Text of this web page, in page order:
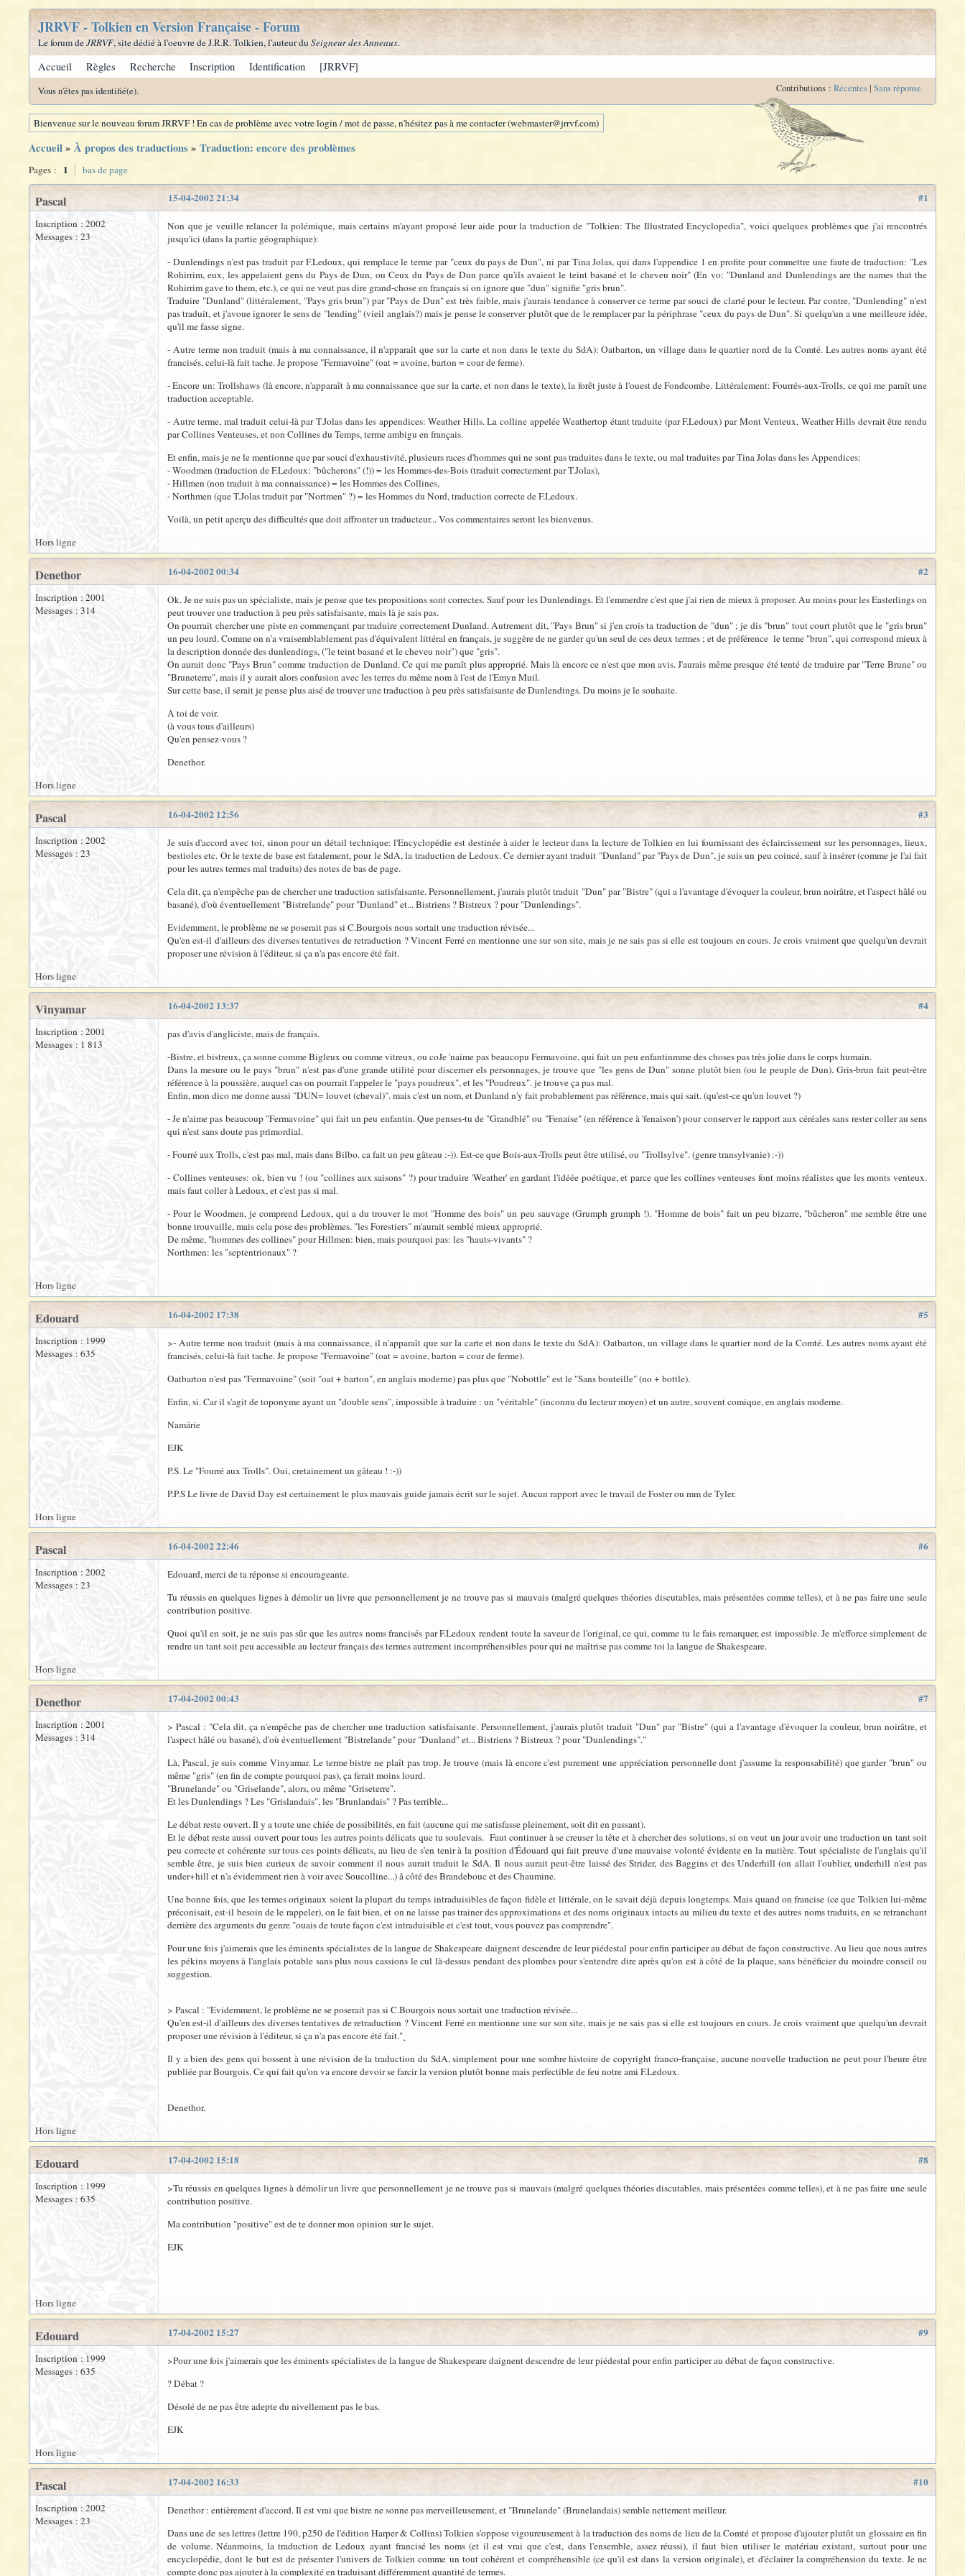
JRRVF - Tolkien en Version Française - Forum
Le forum deJRRVF, site dédié à l'oeuvre de J.R.R. Tolkien, l'auteur du Seigneur des Anneaux.
Accueil Règles Recherche Inscription Identification [JRRVF]
Vous n'êtes pas identifié(e). Contributions : Récentes| Sans réponse
Bienvenue sur le nouveau forum JRRVF ! En cas de problème avec votre login / mot de passe, n'hésitez pas à me contacter (webmaster@jrrvf.com)
Accueil» À propos des traductions» Traduction: encore des problèmes
Pages : 1 bas de page
#1
15-04-2002 21:34
Pascal
Inscription : 2002
Messages : 23
Non que je veuille relancer la polémique, mais certains m'ayant proposé leur aide pour la traduction de "Tolkien: The Illustrated Encyclopedia", voici quelques problèmes que j'ai rencontrés
jusqu'ici (dans la partie géographique):
- Dunlendings n'est pas traduit par F.Ledoux, qui remplace le terme par "ceux du pays de Dun", ni par Tina Jolas, qui dans l'appendice 1 en profite pour commettre une faute de traduction: "Les
Rohirrim, eux, les appelaient gens du Pays de Dun, ou Ceux du Pays de Dun parce qu'ils avaient le teint basané et le cheveu noir" (En vo: "Dunland and Dunlendings are the names that the
Rohirrim gave to them, etc.), ce qui ne veut pas dire grand-chose en français si on ignore que "dun" signifie "gris brun".
Traduire "Dunland" (littéralement, "Pays gris brun") par "Pays de Dun" est très faible, mais j'aurais tendance à conserver ce terme par souci de clarté pour le lecteur. Par contre, "Dunlending" n'est
pas traduit, et j'avoue ignorer le sens de "lending" (vieil anglais?) mais je pense le conserver plutôt que de le remplacer par la périphrase "ceux du pays de Dun". Si quelqu'un a une meilleure idée,
qu'il me fasse signe.
- Autre terme non traduit (mais à ma connaissance, il n'apparaît que sur la carte et non dans le texte du SdA): Oatbarton, un village dans le quartier nord de la Comté. Les autres noms ayant été
francisés, celui-là fait tache. Je propose "Fermavoine" (oat = avoine, barton = cour de ferme).
- Encore un: Trollshaws (là encore, n'apparaît à ma connaissance que sur la carte, et non dans le texte), la forêt juste à l'ouest de Fondcombe. Littéralement: Fourrés-aux-Trolls, ce qui me paraît une
traduction acceptable.
- Autre terme, mal traduit celui-là par T.Jolas dans les appendices: Weather Hills. La colline appelée Weathertop étant traduite (par F.Ledoux) par Mont Venteux, Weather Hills devrait être rendu
par Collines Venteuses, et non Collines du Temps, terme ambigu en français.
Et enfin, mais je ne le mentionne que par souci d'exhaustivité, plusieurs races d'hommes qui ne sont pas traduites dans le texte, ou mal traduites par Tina Jolas dans les Appendices:
- Woodmen (traduction de F.Ledoux: "bûcherons" (!)) = les Hommes-des-Bois (traduit correctement par T.Jolas),
- Hillmen (non traduit à ma connaissance) = les Hommes des Collines,
- Northmen (que T.Jolas traduit par "Nortmen" ?) = les Hommes du Nord, traduction correcte de F.Ledoux.
Voilà, un petit aperçu des difficultés que doit affronter un traducteur... Vos commentaires seront les bienvenus.
Hors ligne
#2
16-04-2002 00:34
Denethor
Inscription : 2001
Messages : 314
Ok. Je ne suis pas un spécialiste, mais je pense que tes propositions sont correctes. Sauf pour les Dunlendings. Et l'emmerdre c'est que j'ai rien de mieux à proposer. Au moins pour les Easterlings on
peut trouver une traduction à peu près satisfaisante, mais là je sais pas.
On pourrait chercher une piste en commençant par traduire correctement Dunland. Autrement dit, "Pays Brun" si j'en crois ta traduction de "dun" ; je dis "brun" tout court plutôt que le "gris brun"
un peu lourd. Comme on n'a vraisemblablement pas d'équivalent littéral en français, je suggère de ne garder qu'un seul de ces deux termes ; et de préférence le terme "brun", qui correspond mieux à
la description donnée des dunlendings, ("le teint basané et le cheveu noir") que "gris".
On aurait donc "Pays Brun" comme traduction de Dunland. Ce qui me paraît plus approprié. Mais là encore ce n'est que mon avis. J'aurais même presque été tenté de traduire par "Terre Brune" ou
"Bruneterre", mais il y aurait alors confusion avec les terres du même nom à l'est de l'Emyn Muil.
Sur cette base, il serait je pense plus aisé de trouver une traduction à peu près satisfaisante de Dunlendings. Du moins je le souhaite.
À toi de voir.
(à vous tous d'ailleurs)
Qu'en pensez-vous ?
Denethor.
Hors ligne
#3
16-04-2002 12:56
Pascal
Inscription : 2002
Messages : 23
Je suis d'accord avec toi, sinon pour un détail technique: l'Encyclopédie est destinée à aider le lecteur dans la lecture de Tolkien en lui fournissant des éclaircissement sur les personnages, lieux,
bestioles etc. Or le texte de base est fatalement, pour le SdA, la traduction de Ledoux. Ce dernier ayant traduit "Dunland" par "Pays de Dun", je suis un peu coincé, sauf à insérer (comme je l'ai fait
pour les autres termes mal traduits) des notes de bas de page.
Cela dit, ça n'empêche pas de chercher une traduction satisfaisante. Personnellement, j'aurais plutôt traduit "Dun" par "Bistre" (qui a l'avantage d'évoquer la couleur, brun noirâtre, et l'aspect hâlé ou
basané), d'où éventuellement "Bistrelande" pour "Dunland" et... Bistriens ? Bistreux ? pour "Dunlendings".
Evidemment, le problème ne se poserait pas si C.Bourgois nous sortait une traduction révisée...
Qu'en est-il d'ailleurs des diverses tentatives de retraduction ? Vincent Ferré en mentionne une sur son site, mais je ne sais pas si elle est toujours en cours. Je crois vraiment que quelqu'un devrait
proposer une révision à l'éditeur, si ça n'a pas encore été fait.
Hors ligne
#4
16-04-2002 13:37
Vinyamar
Inscription : 2001
Messages : 1 813
pas d'avis d'angliciste, mais de français.
-Bistre, et bistreux, ça sonne comme Bigleux ou comme vitreux, ou coJe 'naime pas beaucopu Fermavoine, qui fait un peu enfantinmme des choses pas très jolie dans le corps humain.
Dans la mesure ou le pays "brun" n'est pas d'une grande utilité pour discerner els personnages, je trouve que "les gens de Dun" sonne plutôt bien (ou le peuple de Dun). Gris-brun fait peut-être
référence à la poussière, auquel cas on pourrait l'appeler le "pays poudreux", et les "Poudreux". je trouve ça pas mal.
Enfin, mon dico me donne aussi "DUN= louvet (cheval)". mais c'est un nom, et Dunland n'y fait probablement pas référence, mais qui sait. (qu'est-ce qu'un louvet ?)
- Je n'aime pas beaucoup "Fermavoine" qui fait un peu enfantin. Que penses-tu de "Grandblé" ou "Fenaise" (en référence à 'fenaison') pour conserver le rapport aux céréales sans rester coller au sens
qui n'est sans doute pas primordial.
- Fourré aux Trolls, c'est pas mal, mais dans Bilbo. ca fait un peu gâteau :-)). Est-ce que Bois-aux-Trolls peut être utilisé, ou "Trollsylve". (genre transylvanie) :-))
- Collines venteuses: ok, bien vu ! (ou "collines aux saisons" ?) pour traduire 'Weather' en gardant l'idéée poétique, et parce que les collines venteuses font moins réalistes que les monts venteux.
mais faut coller à Ledoux, et c'est pas si mal.
- Pour le Woodmen, je comprend Ledoux, qui a du trouver le mot "Homme des bois" un peu sauvage (Grumph grumph !). "Homme de bois" fait un peu bizarre, "bûcheron" me semble être une
bonne trouvaille, mais cela pose des problèmes. "les Forestiers" m'aurait semblé mieux approprié.
De même, "hommes des collines" pour Hillmen: bien, mais pourquoi pas: les "hauts-vivants" ?
Northmen: les "septentrionaux" ?
Hors ligne
#5
16-04-2002 17:38
Edouard
Inscription : 1999
Messages : 635
>- Autre terme non traduit (mais à ma connaissance, il n'apparaît que sur la carte et non dans le texte du SdA): Oatbarton, un village dans le quartier nord de la Comté. Les autres noms ayant été
francisés, celui-là fait tache. Je propose "Fermavoine" (oat = avoine, barton = cour de ferme).
Oatbarton n'est pas "Fermavoine" (soit "oat + barton", en anglais moderne) pas plus que "Nobottle" est le "Sans bouteille" (no + bottle).
Enfin, si. Car il s'agit de toponyme ayant un "double sens", impossible à traduire : un "véritable" (inconnu du lecteur moyen) et un autre, souvent comique, en anglais moderne.
Namárie
EJK
P.S. Le "Fourré aux Trolls". Oui, cretainement un gâteau ! :-))
P.P.S Le livre de David Day est certainement le plus mauvais guide jamais écrit sur le sujet. Aucun rapport avec le travail de Foster ou mm de Tyler.
Hors ligne
#6
16-04-2002 22:46
Pascal
Inscription : 2002
Messages : 23
Edouard, merci de ta réponse si encourageante.
Tu réussis en quelques lignes à démolir un livre que personnellement je ne trouve pas si mauvais (malgré quelques théories discutables, mais présentées comme telles), et à ne pas faire une seule
contribution positive.
Quoi qu'il en soit, je ne suis pas sûr que les autres noms francisés par F.Ledoux rendent toute la saveur de l'original, ce qui, comme tu le fais remarquer, est impossible. Je m'efforce simplement de
rendre un tant soit peu accessible au lecteur français des termes autrement incompréhensibles pour qui ne maîtrise pas comme toi la langue de Shakespeare.
Hors ligne
#7
17-04-2002 00:43
Denethor
Inscription : 2001
Messages : 314
> Pascal : "Cela dit, ça n'empêche pas de chercher une traduction satisfaisante. Personnellement, j'aurais plutôt traduit "Dun" par "Bistre" (qui a l'avantage d'évoquer la couleur, brun noirâtre, et
l'aspect hâlé ou basané), d'où éventuellement "Bistrelande" pour "Dunland" et... Bistriens ? Bistreux ? pour "Dunlendings"."
Là, Pascal, je suis comme Vinyamar. Le terme bistre ne plaît pas trop. Je trouve (mais là encore c'est purement une appréciation personnelle dont j'assume la responsabilité) que garder "brun" ou
même "gris" (en fin de compte pourquoi pas), ça ferait moins lourd.
"Brunelande" ou "Griselande", alors, ou même "Griseterre".
Et les Dunlendings ? Les "Grislandais", les "Brunlandais" ? Pas terrible...
Le débat reste ouvert. Il y a toute une chiée de possibilités, en fait (aucune qui me satisfasse pleinement, soit dit en passant).
Et le débat reste aussi ouvert pour tous les autres points délicats que tu soulevais. Faut continuer à se creuser la tête et à chercher des solutions, si on veut un jour avoir une traduction un tant soit
peu correcte et cohérente sur tous ces points délicats, au lieu de s'en tenir à la position d'Édouard qui fait preuve d'une mauvaise volonté évidente en la matière. Tout spécialiste de l'anglais qu'il
semble être, je suis bien curieux de savoir comment il nous aurait traduit le SdA. Il nous aurait peut-être laissé des Strider, des Baggins et des Underhill (on allait l'oublier, underhill n'est pas
under+hill et n'a évidemment rien à voir avec Soucolline...) â côté des Brandebouc et des Chaumine.
Une bonne fois, que les termes originaux soient la plupart du temps intraduisibles de façon fidèle et littérale, on le savait déjà depuis longtemps. Mais quand on francise (ce que Tolkien lui-même
préconisait, est-il besoin de le rappeler), on le fait bien, et on ne laisse pas trainer des approximations et des noms originaux intacts au milieu du texte et des autres noms traduits, en se retranchant
derrière des arguments du genre "ouais de toute façon c'est intraduisible et c'est tout, vous pouvez pas comprendre".
Pour une fois j'aimerais que les éminents spécialistes de la langue de Shakespeare daignent descendre de leur piédestal pour enfin participer au débat de façon constructive. Au lieu que nous autres
les pékins moyens à l'anglais potable sans plus nous cassions le cul là-dessus pendant des plombes pour s'entendre dire après qu'on est à côté de la plaque, sans bénéficier du moindre conseil ou
suggestion.
> Pascal : "Evidemment, le problème ne se poserait pas si C.Bourgois nous sortait une traduction révisée...
Qu'en est-il d'ailleurs des diverses tentatives de retraduction ? Vincent Ferré en mentionne une sur son site, mais je ne sais pas si elle est toujours en cours. Je crois vraiment que quelqu'un devrait
proposer une révision à l'éditeur, si ça n'a pas encore été fait."¸
Il y a bien des gens qui bossent à une révision de la traduction du SdA, simplement pour une sombre histoire de copyright franco-française, aucune nouvelle traduction ne peut pour l'heure être
publiée par Bourgois. Ce qui fait qu'on va encore devoir se farcir la version plutôt bonne mais perfectible de feu notre ami F.Ledoux.
Denethor.
Hors ligne
#8
17-04-2002 15:18
Edouard
Inscription : 1999
Messages : 635
>Tu réussis en quelques lignes à démolir un livre que personnellement je ne trouve pas si mauvais (malgré quelques théories discutables, mais présentées comme telles), et à ne pas faire une seule
contribution positive.
Ma contribution "positive" est de te donner mon opinion sur le sujet.
EJK
Hors ligne
#9
17-04-2002 15:27
Edouard
Inscription : 1999
Messages : 635
>Pour une fois j'aimerais que les éminents spécialistes de la langue de Shakespeare daignent descendre de leur piédestal pour enfin participer au débat de façon constructive.
? Débat ?
Désolé de ne pas être adepte du nivellement pas le bas.
EJK
Hors ligne
#10
17-04-2002 16:33
Pascal
Inscription : 2002
Messages : 23
Denethor : entièrement d'accord. Il est vrai que bistre ne sonne pas merveilleusement, et "Brunelande" (Brunelandais) semble nettement meilleur.
Dans une de ses lettres (lettre 190, p250 de l'édition Harper & Collins) Tolkien s'oppose vigoureusement à la traduction des noms de lieu de la Comté et propose d'ajouter plutôt un glossaire en fin
de volume. Néanmoins, la traduction de Ledoux ayant francisé les noms (et il est vrai que c'est, dans l'ensemble, assez réussi), il faut bien utiliser le matériau existant, surtout pour une
encyclopédie, dont le but est de présenter l'univers de Tolkien comme un tout cohérent et compréhensible (ce qu'il est dans la version originale), et d'éclairer la compréhension du texte. Je ne
compte donc pas ajouter à la complexité en traduisant différemment quantité de termes.